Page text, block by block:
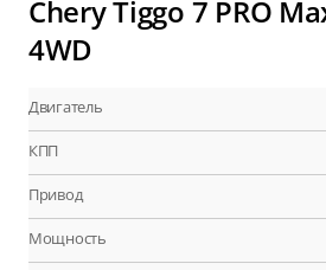
Chery Tiggo 7 PRO
4WD
Двигатель
КПП
Привод
Мощность